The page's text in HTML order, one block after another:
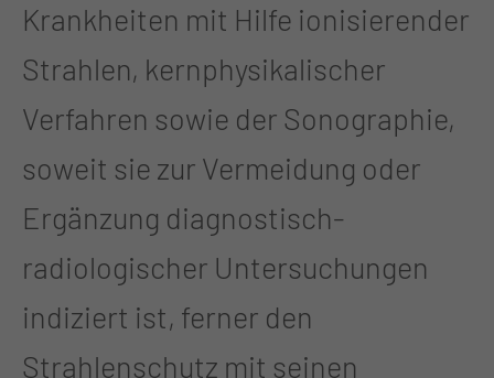
Krankheiten mit Hilfe ionisierender
Strahlen, kernphysikalischer
Verfahren sowie der Sonographie,
soweit sie zur Vermeidung oder
Ergänzung diagnostisch-
radiologischer Untersuchungen
indiziert ist, ferner den
Strahlenschutz mit seinen